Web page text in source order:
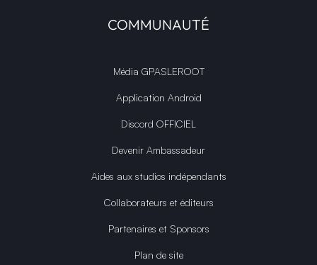
COMMUNAUTÉ
Média GPASLEROOT
Application Android
Discord OFFICIEL
Devenir Ambassadeur
Aides aux studios indépendants
Collaborateurs et éditeurs
Partenaires et Sponsors
Plan de site